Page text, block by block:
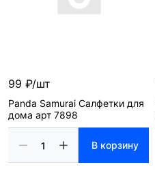
99 ₽/шт
Panda Samurai Салфетки для
дома арт 7898
В корзину